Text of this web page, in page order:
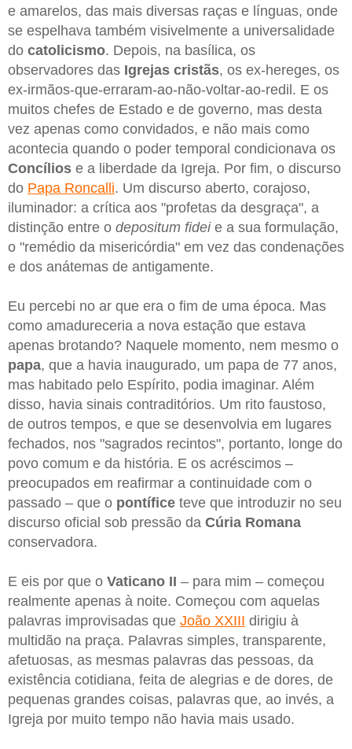
e amarelos, das mais diversas raças e línguas, onde
se espelhava também visivelmente a universalidade
do catolicismo. Depois, na basílica, os
observadores das Igrejas cristãs, os ex-hereges, os
ex-irmãos-que-erraram-ao-não-voltar-ao-redil. E os
muitos chefes de Estado e de governo, mas desta
vez apenas como convidados, e não mais como
acontecia quando o poder temporal condicionava os
Concílios e a liberdade da Igreja. Por fim, o discurso
do Papa Roncalli. Um discurso aberto, corajoso,
iluminador: a crítica aos "profetas da desgraça", a
distinção entre o depositum fidei e a sua formulação,
o "remédio da misericórdia" em vez das condenações
e dos anátemas de antigamente.
Eu percebi no ar que era o fim de uma época. Mas
como amadureceria a nova estação que estava
apenas brotando? Naquele momento, nem mesmo o
papa, que a havia inaugurado, um papa de 77 anos,
mas habitado pelo Espírito, podia imaginar. Além
disso, havia sinais contraditórios. Um rito faustoso,
de outros tempos, e que se desenvolvia em lugares
fechados, nos "sagrados recintos", portanto, longe do
povo comum e da história. E os acréscimos –
preocupados em reafirmar a continuidade com o
passado – que o pontífice teve que introduzir no seu
discurso oficial sob pressão da Cúria Romana
conservadora.
E eis por que o Vaticano II – para mim – começou
realmente apenas à noite. Começou com aquelas
palavras improvisadas que João XXIII dirigiu à
multidão na praça. Palavras simples, transparente,
afetuosas, as mesmas palavras das pessoas, da
existência cotidiana, feita de alegrias e de dores, de
pequenas grandes coisas, palavras que, ao invés, a
Igreja por muito tempo não havia mais usado.